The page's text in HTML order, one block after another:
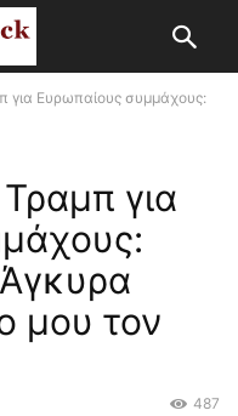
για Ευρωπαίους συμμάχους:
για
μου τον
487